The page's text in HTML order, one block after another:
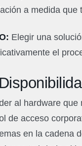
a medida que
Elegir una
el
al hardware que
de acceso
en la cadena